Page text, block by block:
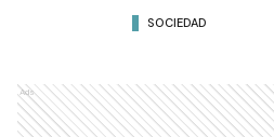
SOCIEDAD
Ads